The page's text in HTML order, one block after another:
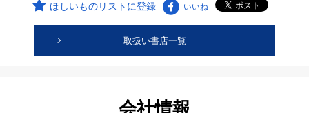
ほしいものリストに登録 いいね
取扱い書店一覧
会社情報